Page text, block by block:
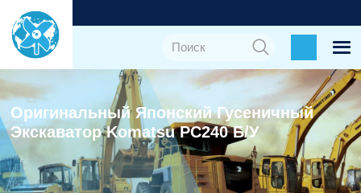
Оригинальный Японский Гусеничный
Экскаватор Komatsu PC240 Б/у